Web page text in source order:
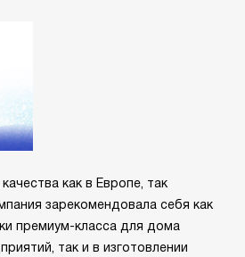
как в Европе, так
зарекомендовала себя как
премиум-класса для дома
так и в изготовлении